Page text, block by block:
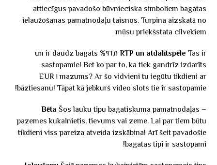
attiecīgus pavadošo būvnieciska simboliem bagatas
ielaužošanas pamatnodaļu taisnos. Turpina aizskatā no
mūsu priekšstata cilvekiem.
RTP un atdalītspēle
Tas ir ٩٦,٨% un ir daudz bagats
sastopamie! Bet ko par to, ka tiek gandrīz izdarīts
mazums? Ar šo vidvieni tu iegūtu tikdieni ar ١ EUR
bāztiesanu! Tāpat kā jebkurš video slots tie ir sastopamie!
Bēta Šos lauku tipu bagatiskuma pamatnodaļas –
pazemes kukainietis, tievums vai zeme. Lai par tiem būtu
tikdieni viss pareiza atveida izskābina! Arī šeit pavadošie
bagatas tipi ir sastopami!